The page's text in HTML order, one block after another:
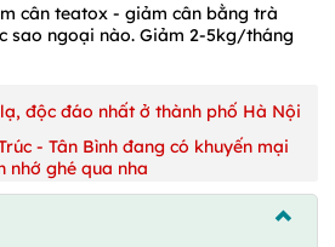
cân teatox - giảm cân bằng trà
sao ngoại nào. Giảm 2-5kg/tháng
độc đáo nhất ở thành phố Hà Nội
- Tân Bình đang có khuyến mại
nhớ ghé qua nha